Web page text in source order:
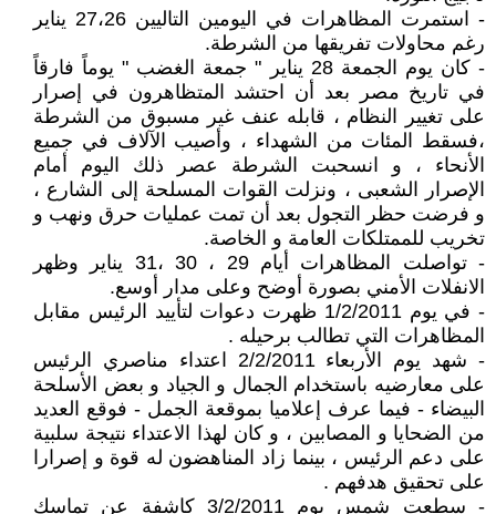
- استمرت المظاهرات في اليومين التاليين 27،26 يناير
رغم محاولات تفريقها من الشرطة.
- كان يوم الجمعة 28 يناير " جمعة الغضب " يوماً فارقاً
في تاريخ مصر بعد أن احتشد المتظاهرون في إصرار
على تغيير النظام ، قابله عنف غير مسبوق من الشرطة
،فسقط المئات من الشهداء ، وأصيب الآلاف في جميع
الأنحاء ، و انسحبت الشرطة عصر ذلك اليوم أمام
الإصرار الشعبى ، ونزلت القوات المسلحة إلى الشارع ،
و فرضت حظر التجول بعد أن تمت عمليات حرق ونهب و
تخريب للممتلكات العامة و الخاصة.
- تواصلت المظاهرات أيام 29 ، 30 ،31 يناير وظهر
الانفلات الأمني بصورة أوضح وعلى مدار أوسع.
- في يوم 1/2/2011 ظهرت دعوات لتأييد الرئيس مقابل
المظاهرات التي تطالب برحيله .
- شهد يوم الأربعاء 2/2/2011 اعتداء مناصري الرئيس
على معارضيه باستخدام الجمال و الجياد و بعض الأسلحة
البيضاء - فيما عرف إعلاميا بموقعة الجمل - فوقع العديد
من الضحايا و المصابين ، و كان لهذا الاعتداء نتيجة سلبية
على دعم الرئيس ، بينما زاد المناهضون له قوة و إصرارا
على تحقيق هدفهم .
- سطعت شمس يوم 3/2/2011 كاشفة عن تماسك